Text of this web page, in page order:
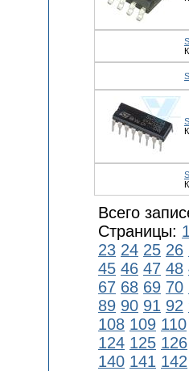
Всего
Страницы:
23 24 25 26
45 46 47 48
67 68 69 70
89 90 91 92
108 109 110
124 125 126
140 141 142